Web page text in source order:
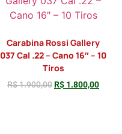
Carabina Rossi Gallery
037 Cal .22 – Cano 16″ – 10
Tiros
R$1.900,00R$ 1.800,00